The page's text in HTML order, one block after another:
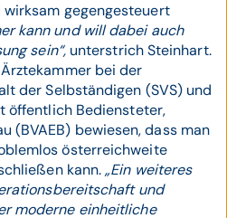
wirksam gegengesteuert
kann und will dabei auch
sein“, unterstrich Steinhart.
bei der
der Selbständigen (SVS) und
öffentlich Bediensteter,
(BVAEB) bewiesen, dass man
österreichweite
kann.„Ein weiteres
und
moderne einheitliche